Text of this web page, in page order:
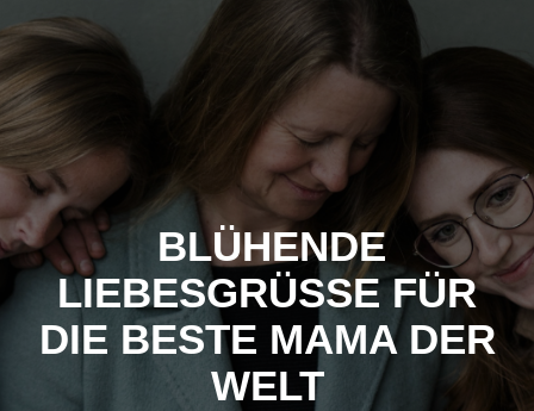
BLÜHENDE
LIEBESGRÜSSE FÜR D
IE BESTE MAMA DER W
ELT